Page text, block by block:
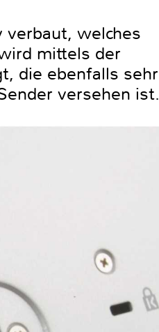
welches
mittels der
die ebenfalls sehr
versehen ist.